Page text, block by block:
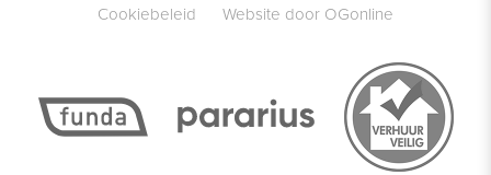
Cookiebeleid
Website door OGonline